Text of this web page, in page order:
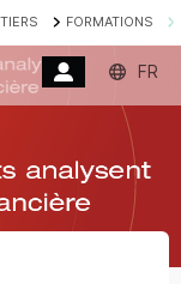
FORMATIONS
FR